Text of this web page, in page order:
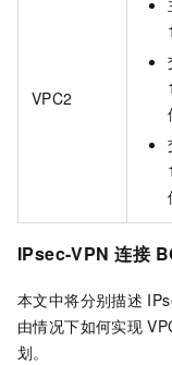
VPC2
IPsec-VPN 连接
本文中将分别描述
由情况下如何实现
划。